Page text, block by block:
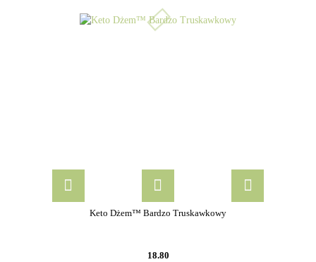
Keto Dżem™ Bardzo Truskawkowy
18.80